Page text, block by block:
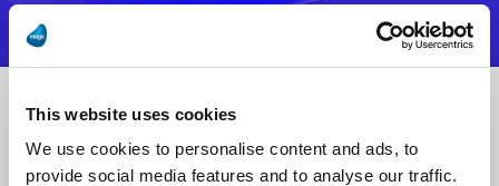
This website uses cookies
We use cookies to personalise content and ads, to
provide social media features and to analyse our traffic.